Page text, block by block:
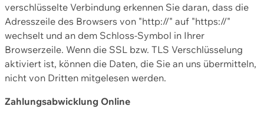
verschlüsselte Verbindung erkennen Sie daran, dass die
Adresszeile des Browsers von "http://" auf "https://"
wechselt und an dem Schloss-Symbol in Ihrer
Browserzeile. Wenn die SSL bzw. TLS Verschlüsselung
aktiviert ist, können die Daten, die Sie an uns übermitteln,
nicht von Dritten mitgelesen werden.
Zahlungsabwicklung Online